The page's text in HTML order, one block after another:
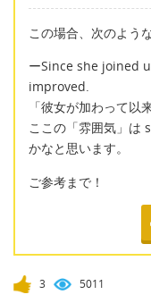
この場合、次のよう
ーSince she joined
improved.
「彼女が加わって以
ここの「雰囲気」は
かなと思います。
ご参考まで！
3 5011